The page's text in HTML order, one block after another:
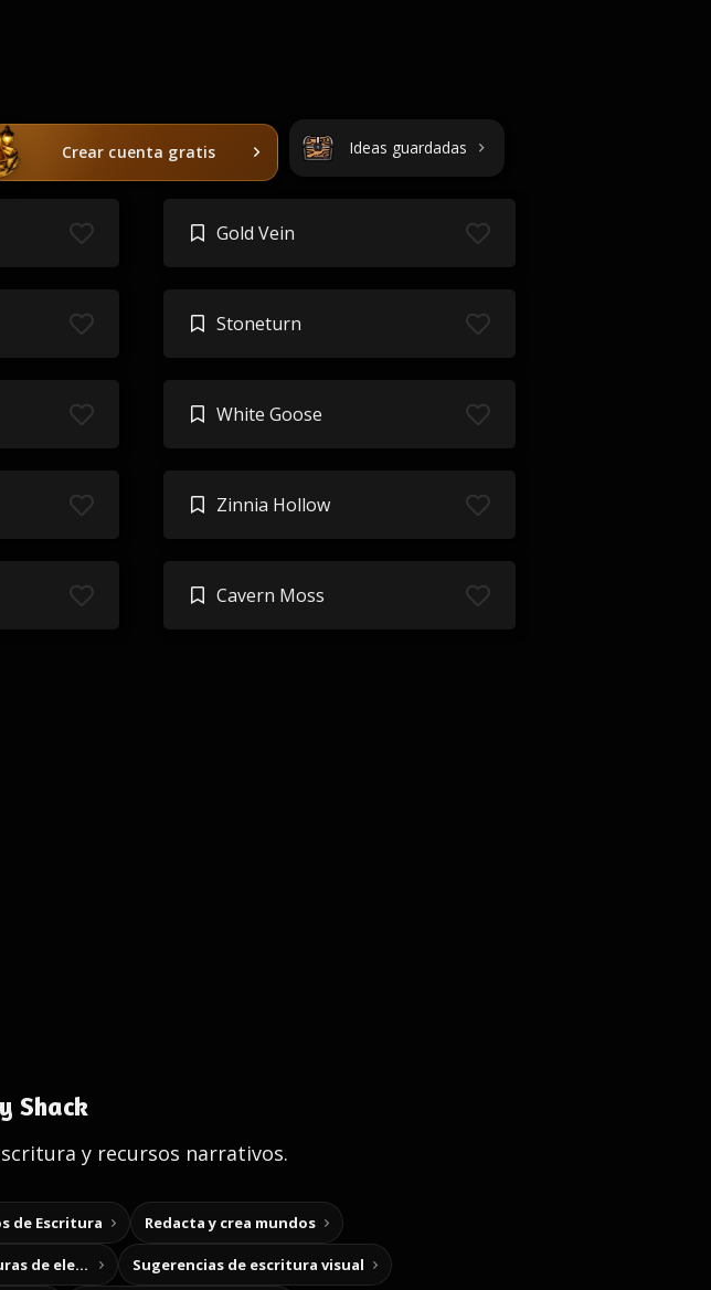
Crear cuenta gratis Ideas guardadas
Gold Vein
Stoneturn
White Goose
Zinnia Hollow
Cavern Moss
Shack
y recursos narrativos.
de Escritura Redacta y crea mundos
Crea tus propias aventuras de elección Sugerencias de escritura visual